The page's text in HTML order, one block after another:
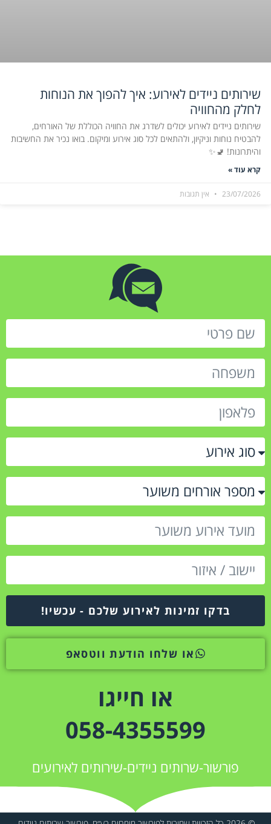
שירותים ניידים לאירוע: איך להפוך את הנוחות
לחלק מהחוויה
שירותים ניידים לאירוע יכולים לשדרג את החוויה הכוללת של האורחים,
להבטיח נוחות וניקיון, ולהתאים לכל סוג אירוע ומיקום. בואו נכיר את החשיבות
והיתרונות! 🚽✨
קרא עוד »
23/07/2026 אין תגובות
בדקו זמינות לאירוע שלכם - עכשיו!
או שלחו הודעת ווטסאפ
או חייגו
058-4355599
פורשור-שרותים ניידים-שירותים לאירועים